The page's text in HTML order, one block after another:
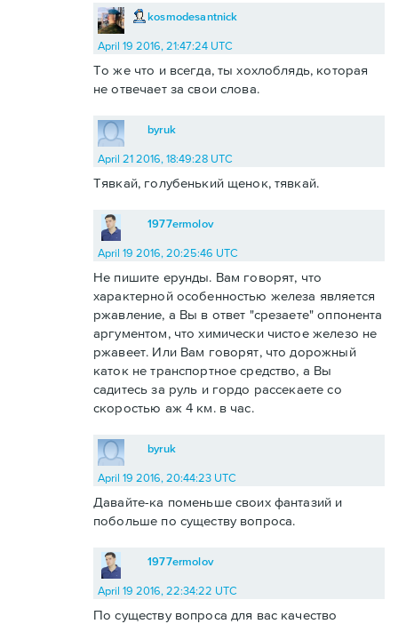
kosmodesantnick
April 19 2016, 21:47:24 UTC
То же что и всегда, ты хохлоблядь, которая
не отвечает за свои слова.
byruk
April 21 2016, 18:49:28 UTC
Тявкай, голубенький щенок, тявкай.
1977ermolov
April 19 2016, 20:25:46 UTC
Не пишите ерунды. Вам говорят, что
характерной особенностью железа является
ржавление, а Вы в ответ "срезаете" оппонента
аргументом, что химически чистое железо не
ржавеет. Или Вам говорят, что дорожный
каток не транспортное средство, а Вы
садитесь за руль и гордо рассекаете со
скоростью аж 4 км. в час.
byruk
April 19 2016, 20:44:23 UTC
Давайте-ка поменьше своих фантазий и
побольше по существу вопроса.
1977ermolov
April 19 2016, 22:34:22 UTC
По существу вопроса для вас качество